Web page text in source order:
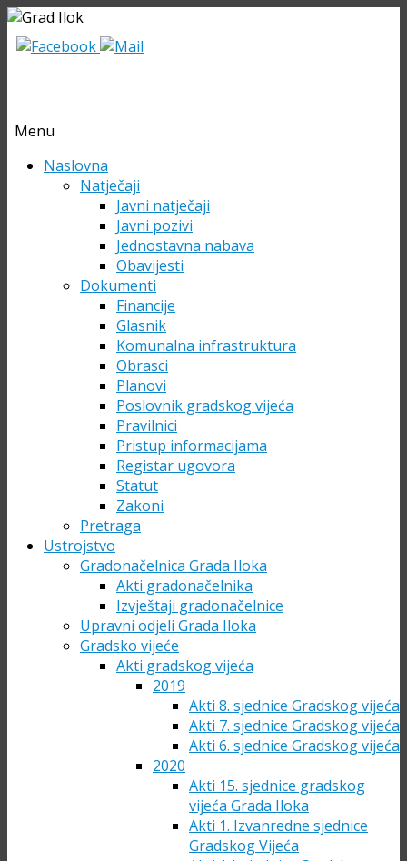
Menu
Skip Naslovna
Natječaji
Javni natječaji
Javni pozivi
Jednostavna nabava
Obavijesti
Dokumenti
Financije
Glasnik
Komunalna infrastruktura
Obrasci
Planovi
Poslovnik gradskog vijeća
Pravilnici
Pristup informacijama
Registar ugovora
Statut
Zakoni
Pretraga
Ustrojstvo
Gradonačelnica Grada Iloka
Akti gradonačelnika
Izvještaji gradonačelnice
Upravni odjeli Grada Iloka
Gradsko vijeće
Akti gradskog vijeća
2019
Akti 8. sjednice Gradskog vijeća
Akti 7. sjednice Gradskog vijeća
Akti 6. sjednice Gradskog vijeća
2020
Akti 15. sjednice gradskog
vijeća Grada Iloka
Akti 1. Izvanredne sjednice
Gradskog Vijeća